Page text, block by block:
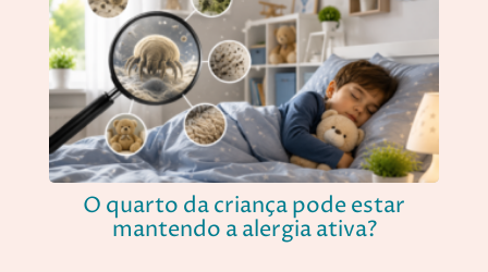
O quarto da criança pode estar
mantendo a alergia ativa?